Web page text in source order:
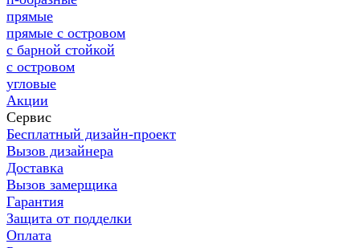
прямые
прямые с островом
с барной стойкой
с островом
угловые
Акции
Сервис
Бесплатный дизайн-проект
Вызов дизайнера
Доставка
Вызов замерщика
Гарантия
Защита от подделки
Оплата